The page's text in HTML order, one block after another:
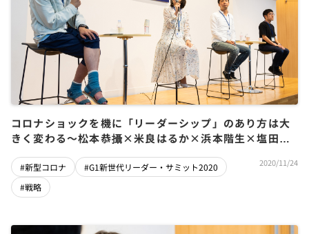
コロナショックを機に「リーダーシップ」のあり方は大
きく変わる〜松本恭攝×米良はるか×浜本階生×塩田元
#新型コロナ
#G1新世代リーダー・サミット2020
#戦略
2020/11/24